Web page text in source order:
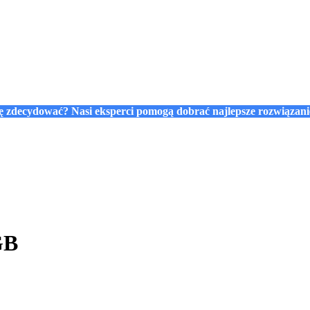
zdecydować? Nasi eksperci pomogą dobrać najlepsze